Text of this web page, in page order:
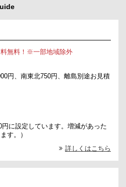
無料！※一部地域除外
円、南東北750円、離島別途お見積
に設定しています。増減があった
す。）
詳しくはこちら